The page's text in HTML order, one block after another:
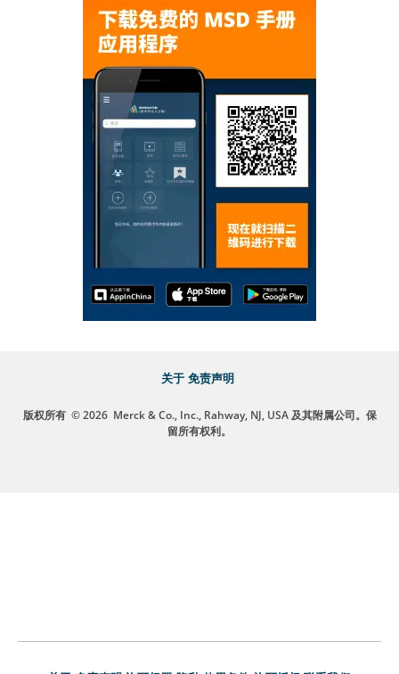
关于 免责声明
版权所有 © 2026 Merck & Co., Inc., Rahway, NJ, USA 及其附属公司。保
留所有权利。